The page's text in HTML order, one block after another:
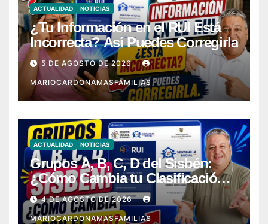
ACTUALIDAD NOTICIAS
¿Tu Información en el RUI Está
Incorrecta? Así Puedes Corregirla
5 DE AGOSTO DE 2026
MARIOCARDONAMASFAMILIAS
ACTUALIDAD NOTICIAS
Grupos A, B, C, D del Sisbén:
¿Cómo Cambia tu Clasificación
con el RUI?
4 DE AGOSTO DE 2026
MARIOCARDONAMASFAMILIAS